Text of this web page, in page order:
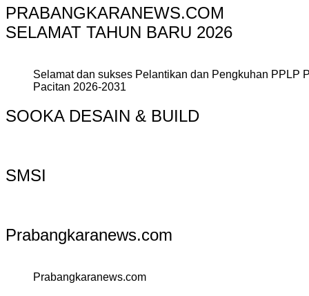
PRABANGKARANEWS.COM
SELAMAT TAHUN BARU 2026
Selamat dan sukses Pelantikan dan Pengkuhan PPLP
Pacitan 2026-2031
SOOKA DESAIN & BUILD
SMSI
Prabangkaranews.com
Prabangkaranews.com